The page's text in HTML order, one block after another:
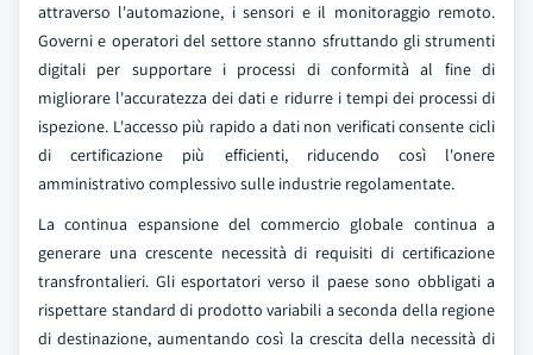
attraverso l'automazione, i sensori e il monitoraggio remoto.
Governi e operatori del settore stanno sfruttando gli strumenti
digitali per supportare i processi di conformità al fine di
migliorare l'accuratezza dei dati e ridurre i tempi dei processi di
ispezione. L'accesso più rapido a dati non verificati consente cicli
di certificazione più efficienti, riducendo così l'onere
amministrativo complessivo sulle industrie regolamentate.
La continua espansione del commercio globale continua a
generare una crescente necessità di requisiti di certificazione
transfrontalieri. Gli esportatori verso il paese sono obbligati a
rispettare standard di prodotto variabili a seconda della regione
di destinazione, aumentando così la crescita della necessità di